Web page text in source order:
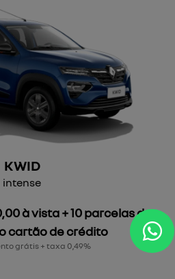
KWID
intense
à vista + 10 parcelas de
cartão de crédito
grátis + taxa 0,49%